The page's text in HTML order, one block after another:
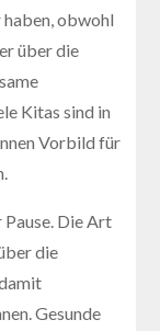
obwohl
über die
Kitas sind in
Vorbild für
Pause. Die Art
die
Gesunde